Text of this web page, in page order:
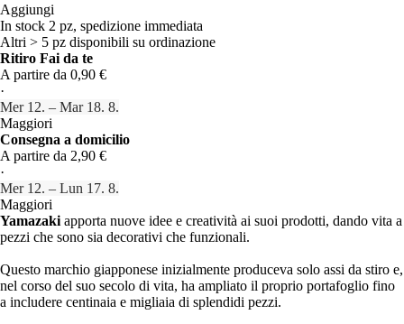
Aggiungi
In stock 2 pz, spedizione immediata
Altri > 5 pz disponibili su ordinazione
Ritiro Fai da te
A partire da 0,90 €
·
Mer 12. – Mar 18. 8.
Maggiori
Consegna a domicilio
A partire da 2,90 €
·
Mer 12. – Lun 17. 8.
Maggiori
Yamazaki apporta nuove idee e creatività ai suoi prodotti, dando vita a
pezzi che sono sia decorativi che funzionali.
Questo marchio giapponese inizialmente produceva solo assi da stiro e,
nel corso del suo secolo di vita, ha ampliato il proprio portafoglio fino
a includere centinaia e migliaia di splendidi pezzi.